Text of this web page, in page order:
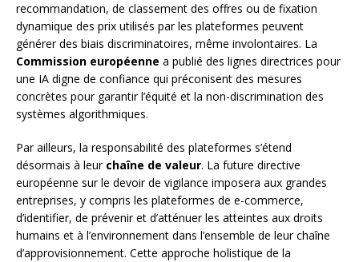
recommandation, de classement des offres ou de fixation
dynamique des prix utilisés par les plateformes peuvent
générer des biais discriminatoires, même involontaires. La
Commission européenne a publié des lignes directrices pour
une IA digne de confiance qui préconisent des mesures
concrètes pour garantir l’équité et la non-discrimination des
systèmes algorithmiques.
Par ailleurs, la responsabilité des plateformes s’étend
désormais à leur chaîne de valeur. La future directive
européenne sur le devoir de vigilance imposera aux grandes
entreprises, y compris les plateformes de e-commerce,
d’identifier, de prévenir et d’atténuer les atteintes aux droits
humains et à l’environnement dans l’ensemble de leur chaîne
d’approvisionnement. Cette approche holistique de la